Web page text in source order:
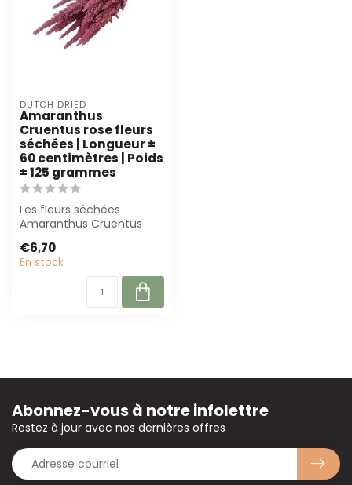
DUTCH DRIED
Amaranthus
Cruentus rose fleurs
séchées | Longueur ±
60 centimètres | Poids
± 125 grammes
Les fleurs séchées
Amaranthus Cruentus
parfaites pour ...
€6,70
En stock
Abonnez-vous à notre infolettre
Restez à jour avec nos dernières offres